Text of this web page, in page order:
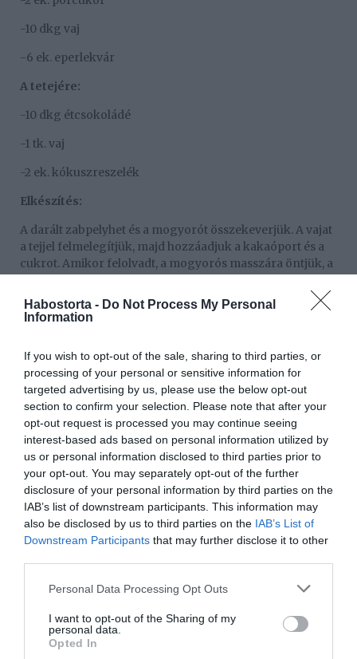
Habostorta - Do Not Process My Personal
Information
If you wish to opt-out of the sale, sharing to third parties, or
processing of your personal or sensitive information for
targeted advertising by us, please use the below opt-out
section to confirm your selection. Please note that after your
opt-out request is processed you may continue seeing
interest-based ads based on personal information utilized by
us or personal information disclosed to third parties prior to
your opt-out. You may separately opt-out of the further
disclosure of your personal information by third parties on the
IAB’s list of downstream participants. This information may
also be disclosed by us to third parties on the IAB’s List of
Downstream Participants that may further disclose it to other
Please note that this website/app uses one or more Google
not limited to your visit or usage behaviour. You may click to
grant or deny consent to Google and its third-party tags to
use your data for below specified purposes in below Google
Personal Data Processing Opt Outs
I want to opt-out of the Sharing of my
personal data.
Opted In
-10 dkg vaj
-6 ek. eperlekvár
A tetejére:
-10 dkg étcsokoládé
-1 tk. vaj
-2 ek. kókuszreszelék
Elkészítés:
A darált zabpelyhet és a mogyorót összekeverjük. A vajat
a tejjel felmelegítjük, majd hozzáadjuk a kakaóport és a
cukrot. Amikor felolvadt, a mogyorós masszára öntjük, a
kevés tejet adhatunk hozzá. Végül a kókuszt is
belekeverjük, és 20 x 30 cm-es magas peremű formába
A középső réteghez a mogyoróvajat, a porcukorral és a
vajjal tálba tesszük és mixerrel összekavarjuk. A diós
alapra halmozzuk, és egyenletesen elkenjük rajta. Az
eperlekvárt a tetejére kenjük, és betesszük 15 percre a
fagyasztóba.
A tetejére a csokoládét a vajjal felolvasztjuk, és amikor
langyosra hűlt, a lekváros réteg tetejére kenjük,
megszórjuk kókuszreszelékkel, majd visszatesszük a
fagyasztóba kb. 15 percre. Ha a csokoládé megdermedt,
a hűtőbe tesszük tálalásig, azután szeleteljük.
Munka: kb. 45 perc
Megosztás: Facebook Twitter Pinterest